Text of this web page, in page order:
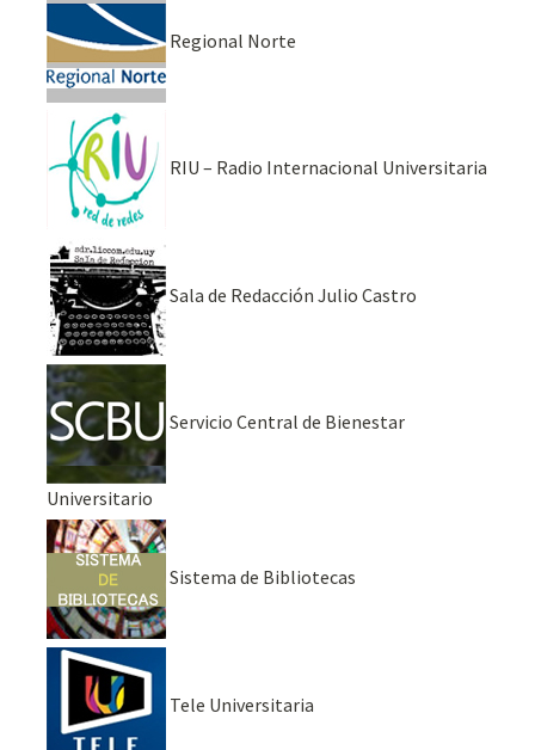
Regional Norte
RIU – Radio Internacional Universitaria
Sala de Redacción Julio Castro
Servicio Central de Bienestar
Universitario
Sistema de Bibliotecas
Tele Universitaria